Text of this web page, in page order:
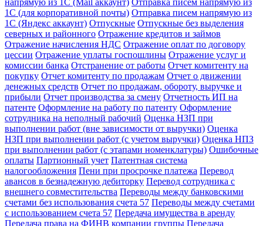
напрямую из 1С (Mail аккаунт) Отправка писем напрямую из
1С (для корпоративной почты) Отправка писем напрямую из
1С (Яндекс аккаунт) Отпускные Отпускные без выделения
северных и районного Отражение кредитов и займов
Отражение начисления НДС Отражение оплат по договору
цессии Отражение уплаты госпошлины Отражение услуг и
комиссии банка Отстранение от работы Отчет комитенту на
покупку Отчет комитенту по продажам Отчет о движении
денежных средств Отчет по продажам, обороту, выручке и
прибыли Отчет производства за смену Отчетность ИП на
патенте Оформление на работу по патенту Оформление
сотрудника на неполный рабочий Оценка НЗП при
выполнении работ (вне зависимости от выручки) Оценка
НЗП при выполнении работ (с учетом выручки) Оценка НПЗ
при выполнении работ (с этапами номенклатуры) Ошибочные
оплаты Партионный учет Патентная система
налогообложения Пени при просрочке платежа Перевод
авансов в безнадежную дебиторку Перевод сотрудника с
внешнего совместительства Переводы между банковскими
счетами без использования счета 57 Переводы между счетами
с использованием счета 57 Передача имущества в аренду
Передача права на ФИНВ компании группы Передача